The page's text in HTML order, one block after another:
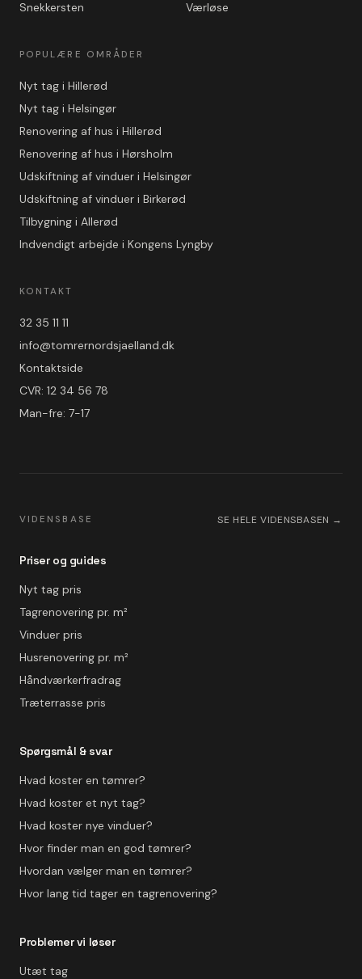
Snekkersten
Værløse
POPULÆRE OMRÅDER
Nyt tag i Hillerød
Nyt tag i Helsingør
Renovering af hus i Hillerød
Renovering af hus i Hørsholm
Udskiftning af vinduer i Helsingør
Udskiftning af vinduer i Birkerød
Tilbygning i Allerød
Indvendigt arbejde i Kongens Lyngby
KONTAKT
32 35 11 11
info@tomrernordsjaelland.dk
Kontaktside
CVR: 12 34 56 78
Man-fre: 7-17
VIDENSBASE SE HELE VIDENSBASEN →
Priser og guides
Nyt tag pris
Tagrenovering pr. m²
Vinduer pris
Husrenovering pr. m²
Håndværkerfradrag
Træterrasse pris
Spørgsmål & svar
Hvad koster en tømrer?
Hvad koster et nyt tag?
Hvad koster nye vinduer?
Hvor finder man en god tømrer?
Hvordan vælger man en tømrer?
Hvor lang tid tager en tagrenovering?
Problemer vi løser
Utæt tag